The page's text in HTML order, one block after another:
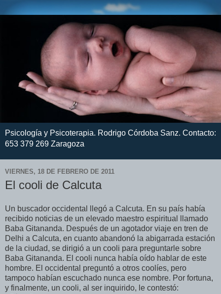
Psicología y Psicoterapia. Rodrigo Córdoba Sanz. Contacto:
653 379 269 Zaragoza
VIERNES, 18 DE FEBRERO DE 2011
El cooli de Calcuta
Un buscador occidental llegó a Calcuta. En su país había
recibido noticias de un elevado maestro espiritual llamado
Baba Gitananda. Después de un agotador viaje en tren de
Delhi a Calcuta, en cuanto abandonó la abigarrada estación
de la ciudad, se dirigió a un cooli para preguntarle sobre
Baba Gitananda. El cooli nunca había oído hablar de este
hombre. El occidental preguntó a otros coolíes, pero
tampoco habían escuchado nunca ese nombre. Por fortuna,
y finalmente, un cooli, al ser inquirido, le contestó: